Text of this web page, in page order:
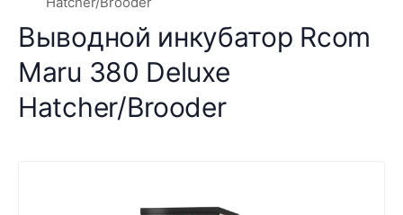
Выводной инкубатор Rcom
Maru 380 Deluxe
Hatcher/Brooder